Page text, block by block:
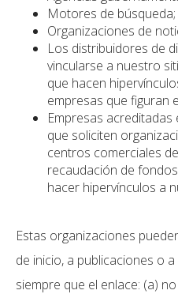
Motores de búsqueda;
Organizaciones de
Los distribuidores de
vincularse a nuestro
que hacen
empresas que figuran
Empresas
que soliciten
centros comerciales
recaudación de
hacer hipervínculos a
Estas organizaciones
de inicio, a publicaciones o
siempre que el enlace: (a)